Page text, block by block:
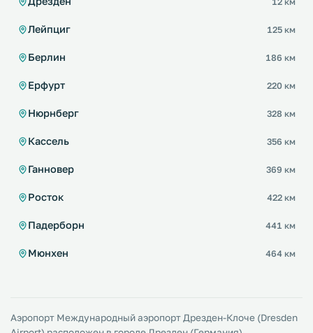
Лейпциг 125 км
Берлин 186 км
Ерфурт 220 км
Нюрнберг 328 км
Кассель 356 км
Ганновер 369 км
Росток 422 км
Падерборн 441 км
Мюнхен 464 км
Аэропорт Международный аэропорт Дрезден-Клоче (Dresden